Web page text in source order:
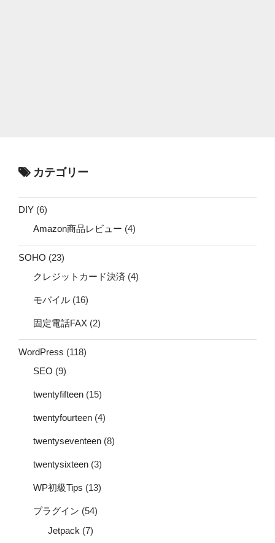
カテゴリー
DIY (6)
Amazon商品レビュー (4)
SOHO (23)
クレジットカード決済 (4)
モバイル (16)
固定電話FAX (2)
WordPress (118)
SEO (9)
twentyfifteen (15)
twentyfourteen (4)
twentyseventeen (8)
twentysixteen (3)
WP初級Tips (13)
プラグイン (54)
Jetpack (7)